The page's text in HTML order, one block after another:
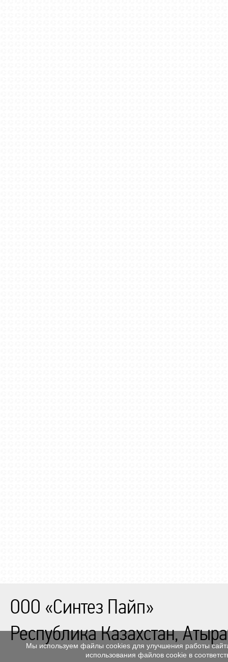
ООО «Синтез Пайп»
Республика Казахстан,
Мы используем файлы cookies для улучшения работы
использования файлов cookie в